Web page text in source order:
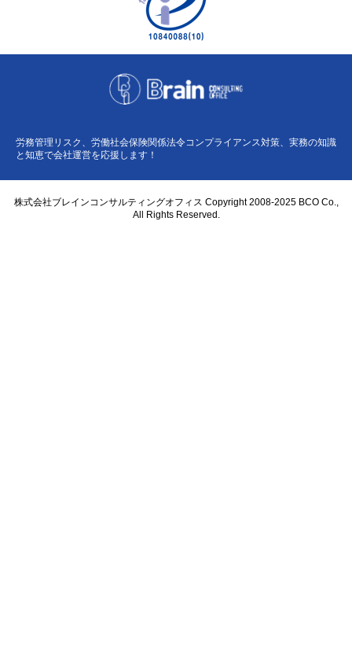
労務管理リスク、労働社会保険関係法令コンプライアンス対策、実務の知識
と知恵で会社運営を応援します！
株式会社ブレインコンサルティングオフィス Copyright 2008-2025 BCO Co.,
All Rights Reserved.